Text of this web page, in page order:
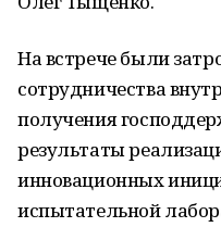
На встрече были
сотрудничества
получения
результаты
инновационных
испытательной